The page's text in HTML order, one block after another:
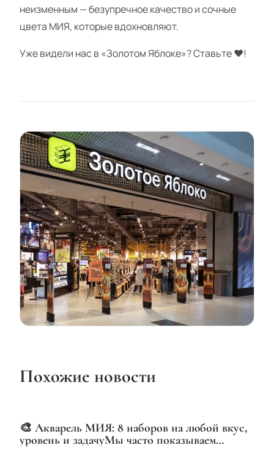
неизменным — безупречное качество и сочные
цвета МИЯ, которые вдохновляют.
Уже видели нас в «Золотом Яблоке»? Ставьте ❤️!
Похожие новости
🎨 Акварель МИЯ: 8 наборов на любой вкус,
уровень и задачуМы часто показываем